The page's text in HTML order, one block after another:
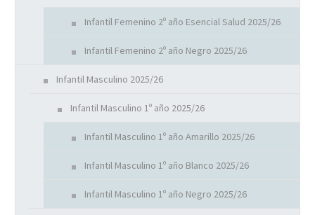
Infantil Femenino 2º año Esencial Salud 2025/26
Infantil Femenino 2º año Negro 2025/26
Infantil Masculino 2025/26
Infantil Masculino 1º año 2025/26
Infantil Masculino 1º año Amarillo 2025/26
Infantil Masculino 1º año Blanco 2025/26
Infantil Masculino 1º año Negro 2025/26